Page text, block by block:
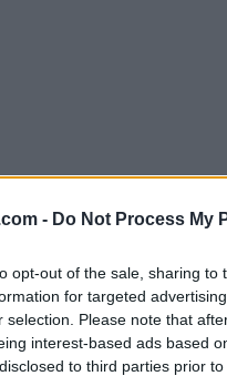
- Do Not Process My
opt-out of the sale, sharing
for targeted
selection. Please note that
interest-based ads based
to third parties prior
¿Por qué se publica